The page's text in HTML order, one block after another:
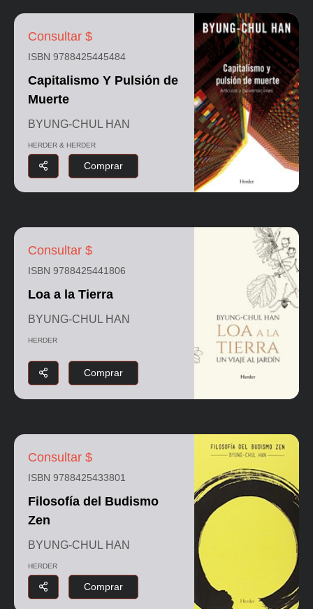
Consultar $
ISBN 9788425445484
Capitalismo Y Pulsión de
Muerte
BYUNG-CHUL HAN
HERDER & HERDER
Comprar
Consultar $
ISBN 9788425441806
Loa a la Tierra
BYUNG-CHUL HAN
HERDER
Comprar
Consultar $
ISBN 9788425433801
Filosofía del Budismo
Zen
BYUNG-CHUL HAN
HERDER
Comprar